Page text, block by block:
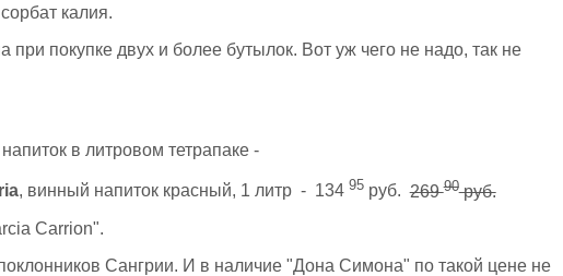
калия.
при покупке двух и более бутылок. Вот уж чего не надо, так не
в литровом тетрапаке -
, винный напиток красный, 1 литр - 134 95руб.26990руб.
Carrion".
Сангрии. И в наличие "Дона Симона" по такой цене не